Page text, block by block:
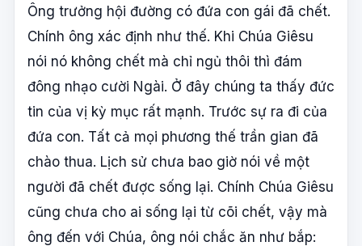
Ông trưởng hội đường có đứa con gái đã chết.
Chính ông xác định như thế. Khi Chúa Giêsu
nói nó không chết mà chỉ ngủ thôi thì đám
đông nhạo cười Ngài. Ở đây chúng ta thấy đức
tin của vị kỳ mục rất mạnh. Trước sự ra đi của
đứa con. Tất cả mọi phương thế trần gian đã
chào thua. Lịch sử chưa bao giờ nói về một
người đã chết được sống lại. Chính Chúa Giêsu
cũng chưa cho ai sống lại từ cõi chết, vậy mà
ông đến với Chúa, ông nói chắc ăn như bắp: